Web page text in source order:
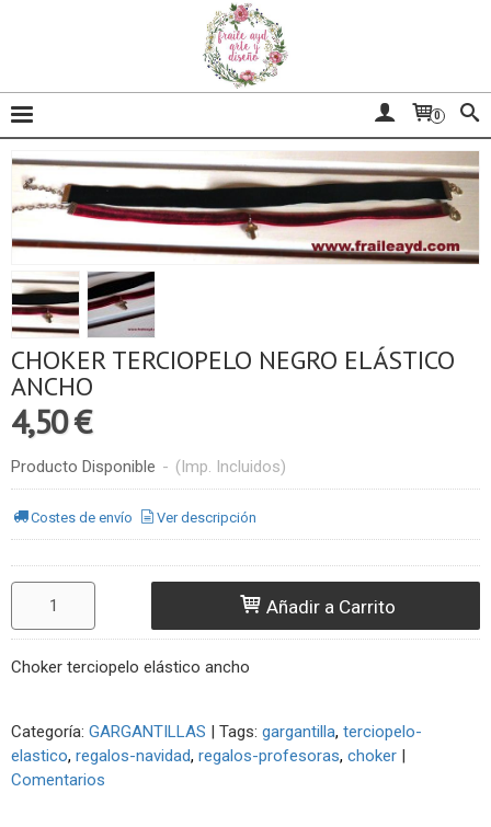
0
CHOKER TERCIOPELO NEGRO ELÁSTICO
ANCHO
4,50 €
Producto Disponible - (Imp. Incluidos)
Costes de envío Ver descripción
Añadir a Carrito
Choker terciopelo elástico ancho
Categoría: GARGANTILLAS Tags: gargantilla terciopelo-
elastico regalos-navidad regalos-profesoras choker
Comentarios